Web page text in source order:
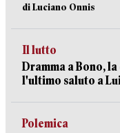
di Luciano Onnis
Il lutto
Dramma a Bono,
l'ultimo saluto a
Polemica